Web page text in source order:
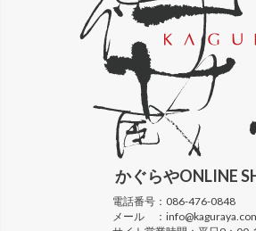
かぐらやONLINE
電話番号： 086-476-0848
メール ：